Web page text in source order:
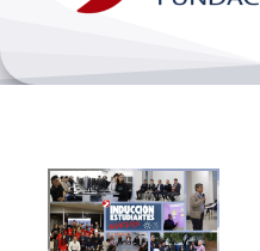
Investigación
Extension y desarrollo